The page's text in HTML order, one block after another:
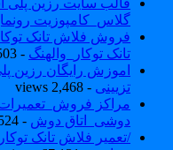
قالب سایت رزین پلی
گلاس_کامپوزیت
فروش فلاش تانک
تانک توکار_والهنگ- 10,503 views
اموزش رایگان رزین
تزیینی- 2,468 views
مراکز فروش_تعمیرات
دوشی_اتاق دوش- 4,524 views
/تعمیر فلاش تانک توکار